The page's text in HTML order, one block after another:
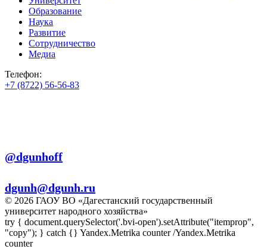
Образование
Наука
Развитие
Сотрудничество
Медиа
Телефон:
+7 (8722) 56-56-83
@dgunhoff
dgunh@dgunh.ru
© 2026 ГАОУ ВО «Дагестанский государственный
университет народного хозяйства»
try { document.querySelector('.bvi-open').setAttribute("itemprop",
"copy"); } catch {} Yandex.Metrika counter/Yandex.Metrika
counter